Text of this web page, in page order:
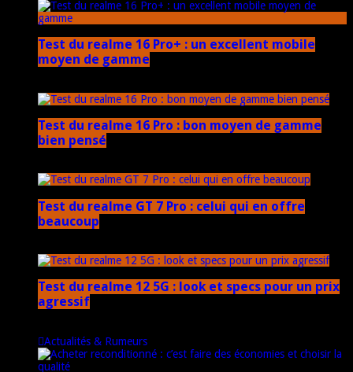
Test du realme 16 Pro+ : un excellent mobile
moyen de gamme
Test du realme 16 Pro : bon moyen de gamme
bien pensé
Test du realme GT 7 Pro : celui qui en offre
beaucoup
Test du realme 12 5G : look et specs pour un prix
agressif
Actualités & Rumeurs